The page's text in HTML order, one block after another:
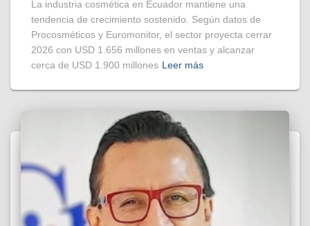
La industria cosmética en Ecuador mantiene una
tendencia de crecimiento sostenido. Según datos de
Procosméticos y Euromonitor, el sector proyecta cerrar
2026 con USD 1.656 millones en ventas y alcanzar
cerca de USD 1.900 millones Leer más